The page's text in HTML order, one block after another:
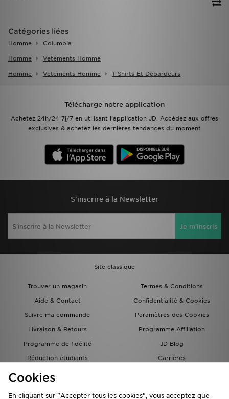
Catégories liées
Homme Columbia
Homme Vetements Homme
Homme Vetements Homme T Shirts Et Debardeurs
Télécharge notre application
Achetez 24h/24 7j/7 en utilisant l'application JD. Accèdez aux offres
exclusives & achetez les dernières tendances du moment
S'inscrire à la Newsletter
Je m'inscris
Site classique
Trouver un magasin
Termes & Conditions
Aide & Contact
Confidentialité & Cookies
Suivre ma commande
Paramètres des Cookies
Livraison & Retours
Programme Affiliation
Programme de fidélité
JD Blog
Réduction étudiants
Carrières
Carte Cadeau
Cookies
En cliquant sur "Accepter tous les cookies", vous acceptez que